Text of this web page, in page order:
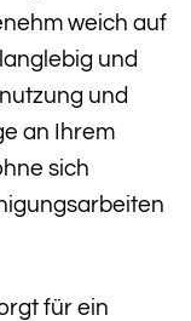
weich auf
und
und
an Ihrem
sich
für ein